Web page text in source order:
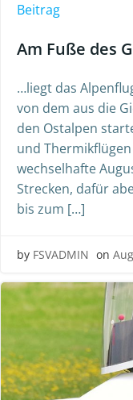
Beitrag
Am Fuße des
…liegt das
von dem aus die
den Ostalpen
und
wechselhafte
Strecken, dafür
bis zum […]
by FSVADMIN on